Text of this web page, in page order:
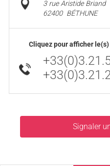
3 rue Aristide Briand
62400 BÉTHUNE
Cliquez pour afficher
Signaler